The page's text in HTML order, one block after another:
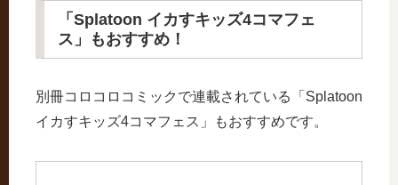
「Splatoon イカすキッズ4コマフェ
ス」もおすすめ！
別冊コロコロコミックで連載されている「Splatoon
イカすキッズ4コマフェス」もおすすめです。